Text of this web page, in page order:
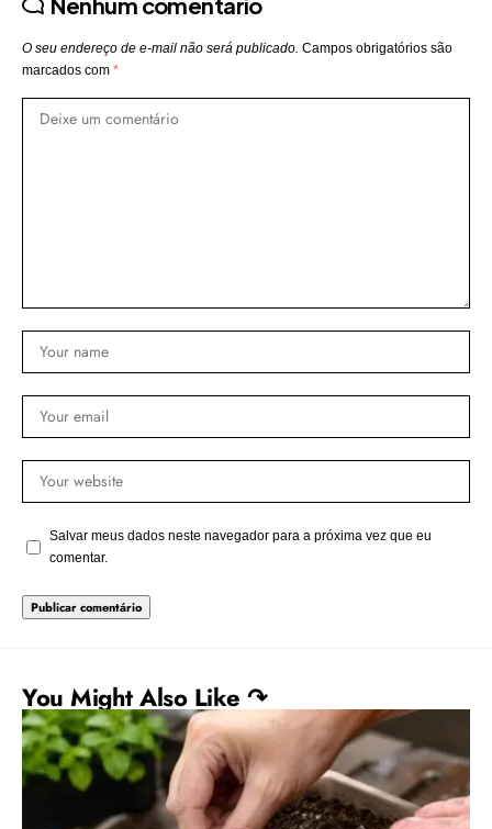
O seu endereço de e-mail não será publicado. Campos obrigatórios são
marcados com *
Salvar meus dados neste navegador para a próxima vez que eu
comentar.
You Might Also Like ↷